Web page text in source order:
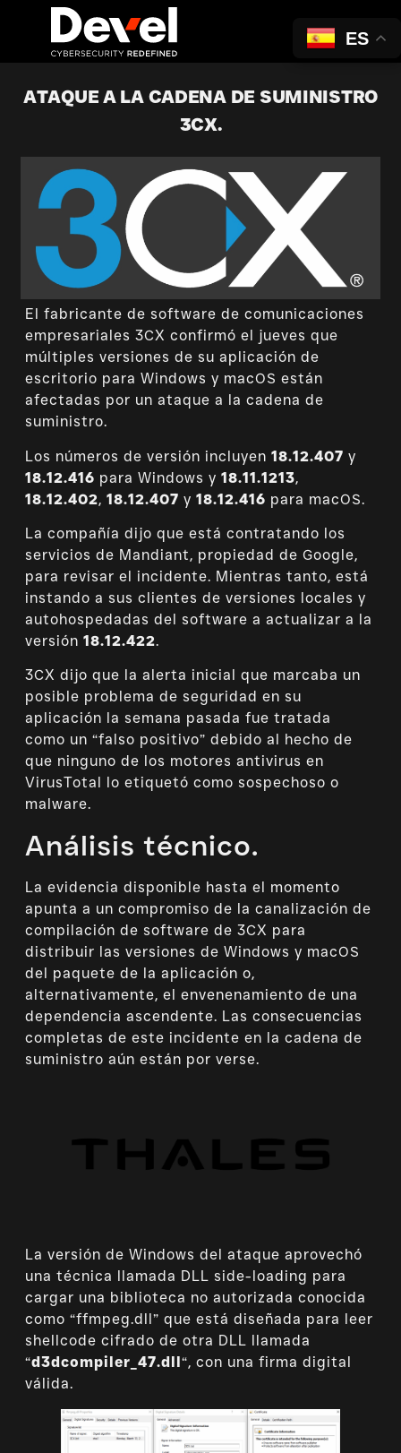
ATAQUE A LA CADENA DE SUMINISTRO
3CX.
El fabricante de software de comunicaciones
empresariales 3CX confirmó el jueves que
múltiples versiones de su aplicación de
escritorio para Windows y macOS están
afectadas por un ataque a la cadena de
suministro.
Los números de versión incluyen18.12.407 y
18.12.416 para Windows y18.11.1213,
18.12.402,18.12.407 y18.12.416 para macOS.
La compañía dijo que está contratando los
servicios de Mandiant, propiedad de Google,
para revisar el incidente. Mientras tanto, está
instando a sus clientes de versiones locales y
autohospedadas del software a actualizar a la
versión18.12.422.
3CX dijo que la alerta inicial que marcaba un
posible problema de seguridad en su
aplicación la semana pasada fue tratada
como un “falso positivo” debido al hecho de
que ninguno de los motores antivirus en
VirusTotal lo etiquetó como sospechoso o
malware.
Análisis técnico.
La evidencia disponible hasta el momento
apunta a un compromiso de la canalización de
compilación de software de 3CX para
distribuir las versiones de Windows y macOS
del paquete de la aplicación o,
alternativamente, el envenenamiento de una
dependencia ascendente. Las consecuencias
completas de este incidente en la cadena de
suministro aún están por verse.
La versión de Windows del ataque aprovechó
una técnica llamada DLL side-loading para
cargar una biblioteca no autorizada conocida
como “ffmpeg.dll” que está diseñada para leer
shellcode cifrado de otra DLL llamada
“d3dcompiler_47.dll“, con una firma digital
válida.
ES